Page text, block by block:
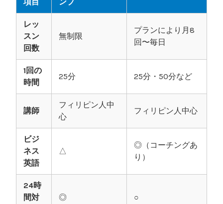
項目 ンプ
レッ
スン
回数
無制限
プランにより月8
回〜毎日
1回の
時間
25分 25分・50分など
講師
フィリピン人中
心
フィリピン人中心
ビジ
ネス
英語
△
◎（コーチングあ
り）
24時
間対
◎ ○